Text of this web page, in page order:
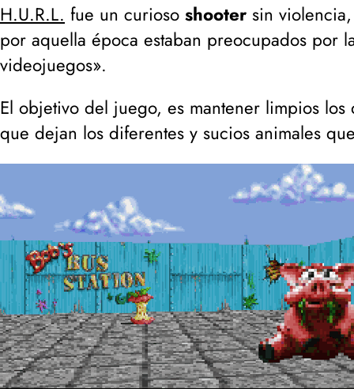
H.U.R.L. fue un curioso shooter sin
por aquella época estaban preocupados por
videojuegos».
El objetivo del juego, es mantener limpios
que dejan los diferentes y sucios animales